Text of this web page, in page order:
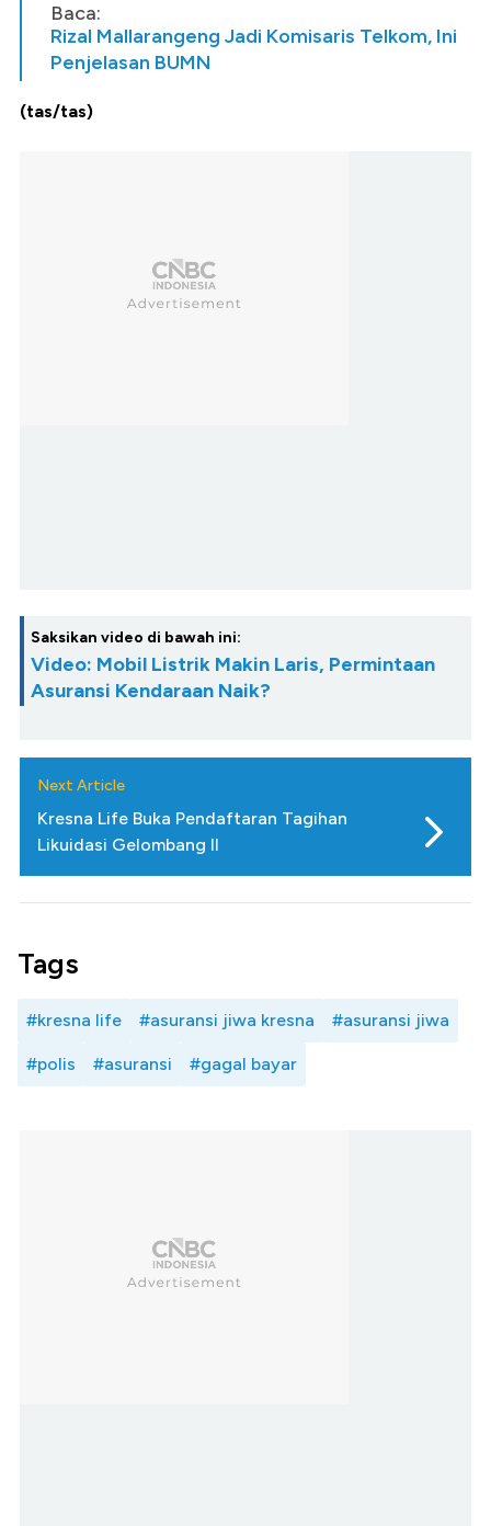
Baca:
Rizal Mallarangeng Jadi Komisaris Telkom, Ini
Penjelasan BUMN
(tas/tas)
Saksikan video di bawah ini:
Video: Mobil Listrik Makin Laris, Permintaan
Asuransi Kendaraan Naik?
Next Article
Kresna Life Buka Pendaftaran Tagihan
Likuidasi Gelombang II
Tags
#kresna life #asuransi jiwa kresna #asuransi jiwa
#polis #asuransi #gagal bayar